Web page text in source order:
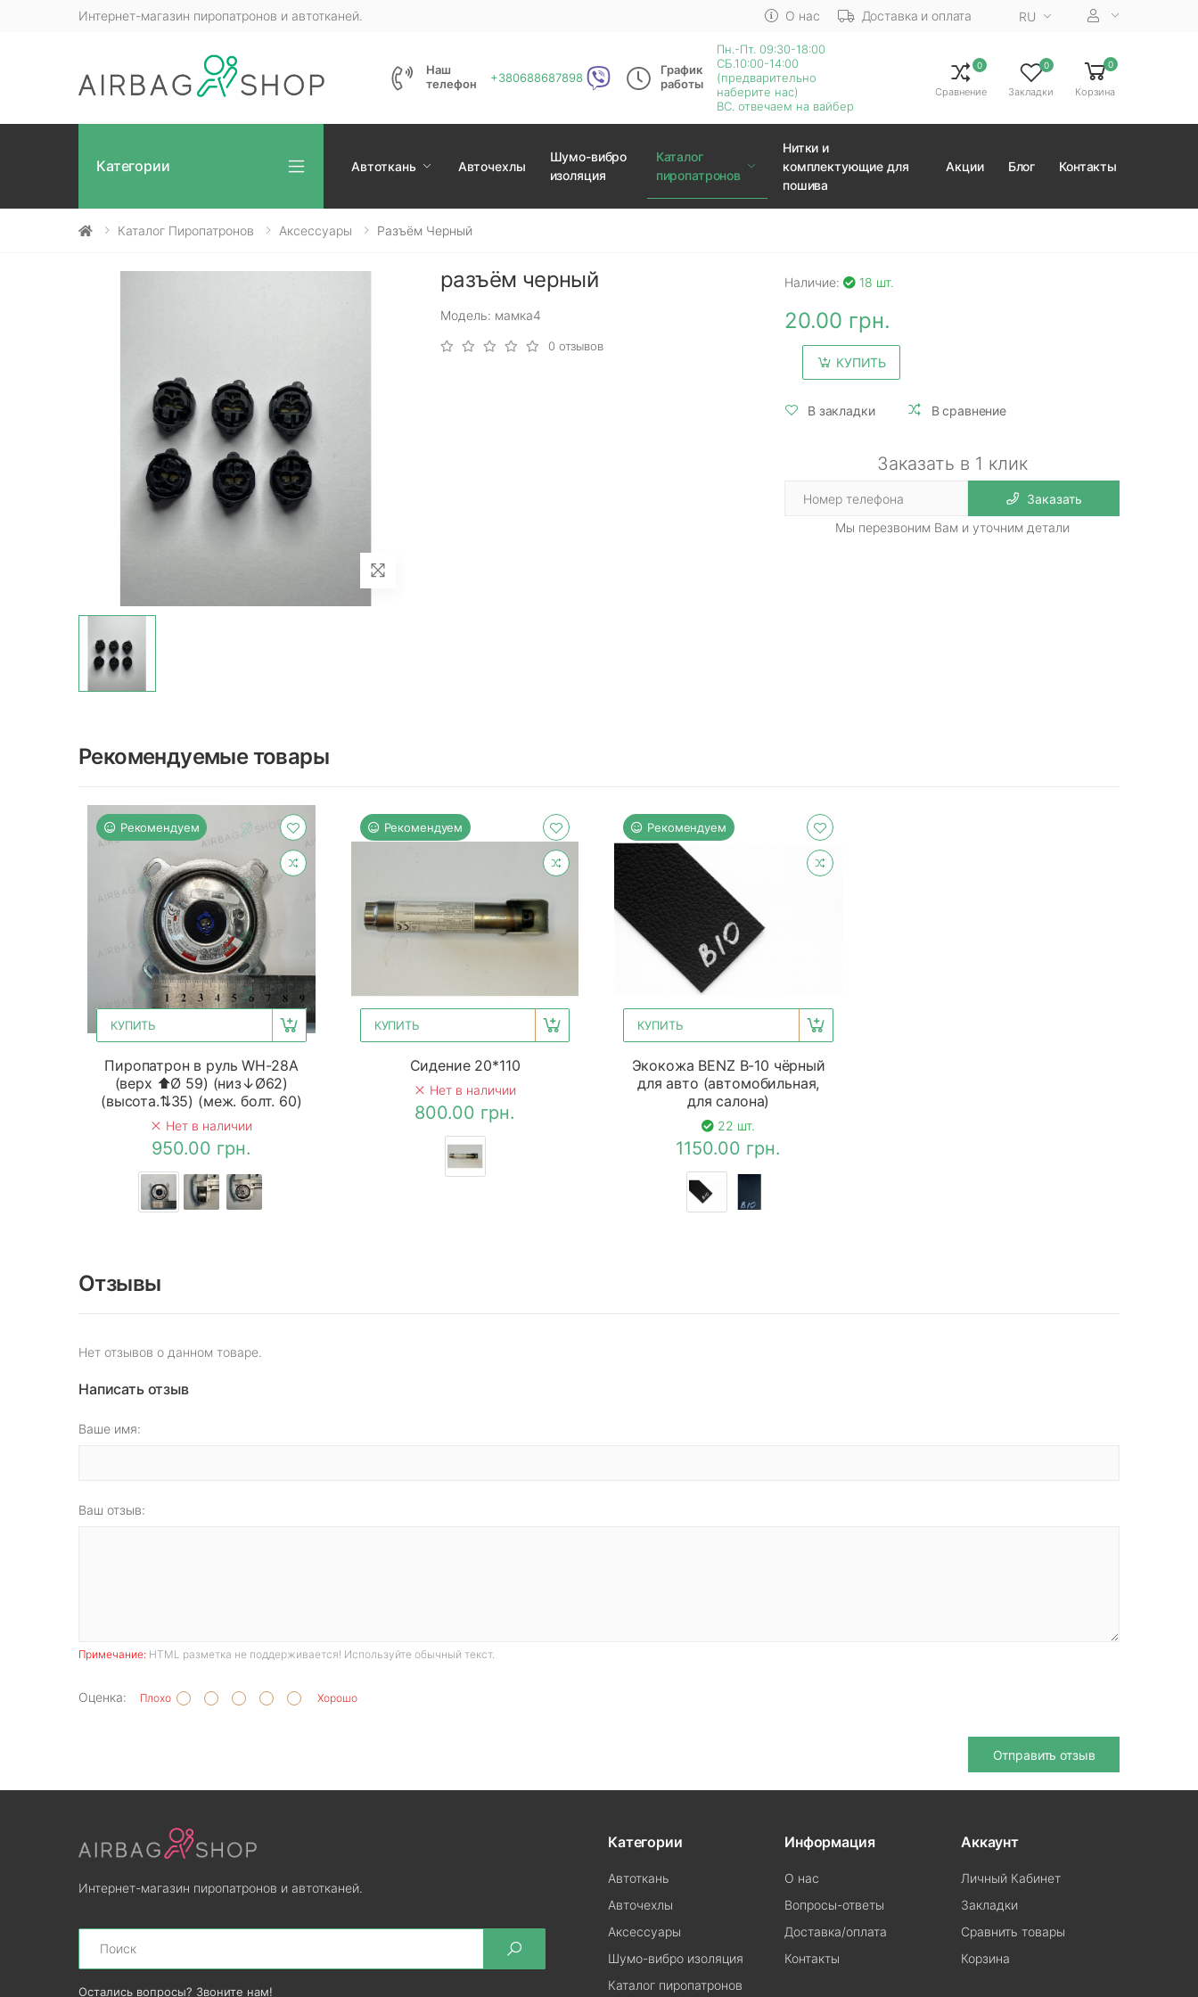
Интернет-магазин пиропатронов и автотканей. О нас Доставка и оплата RU
Наш
телефон
+380688687898
График
работы
Пн.-Пт. 09:30-18:00
СБ.10:00-14:00
(предварительно
наберите нас)
ВС. отвечаем на вайбер
0
Сравнение
0
Закладки
0
Корзина
Категории Автоткань Авточехлы
Шумо-вибро
изоляция
Каталог
пиропатронов
Нитки и
комплектующие для
пошива
Акции Блог Контакты
Каталог Пиропатронов Аксессуары Разъём Черный
разъём черный
Модель: мамка4
0 отзывов
Наличие: 18 шт.
20.00 грн.
КУПИТЬ
В закладки В сравнение
Заказать в 1 клик
Заказать
Мы перезвоним Вам и уточним детали
Рекомендуемые товары
Рекомендуем
КУПИТЬ
Пиропатрон в руль WH-28A
(верх ⬆Ø 59) (низ↓Ø62)
(высота.⇅35) (меж. болт. 60)
Нет в наличии
950.00 грн.
Рекомендуем
КУПИТЬ
Сидение 20*110
Нет в наличии
800.00 грн.
Рекомендуем
КУПИТЬ
Экокожа BENZ B-10 чёрный
для авто (автомобильная,
для салона)
22 шт.
1150.00 грн.
Отзывы
Нет отзывов о данном товаре.
Написать отзыв
Ваше имя:
Ваш отзыв:
Примечание: HTML разметка не поддерживается! Используйте обычный текст.
Оценка: Плохо Хорошо
Отправить отзыв
Интернет-магазин пиропатронов и автотканей.
Search
Остались вопросы? Звоните нам!
Категории
Автоткань
Авточехлы
Аксессуары
Шумо-вибро изоляция
Каталог пиропатронов
Информация
О нас
Вопросы-ответы
Доставка/оплата
Контакты
Аккаунт
Личный Кабинет
Закладки
Сравнить товары
Корзина